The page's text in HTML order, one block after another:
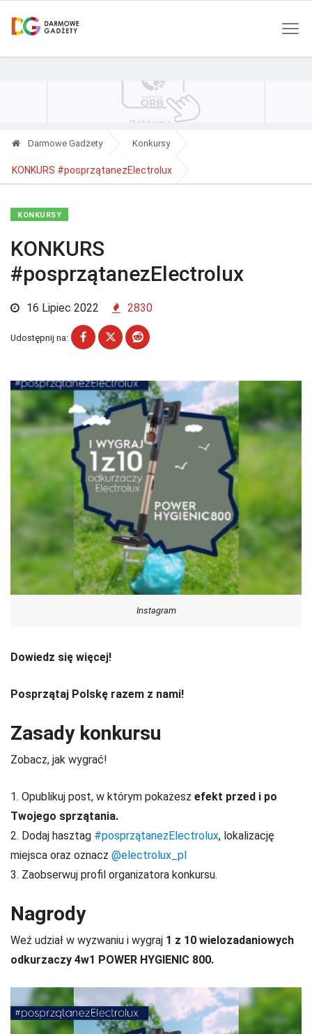
Darmowe Gadżety Konkursy
KONKURS #posprzątanezElectrolux
KONKURSY
KONKURS
#posprzątanezElectrolux
16 Lipiec 2022 2830
Udostępnij na:
Instagram
Dowiedz się więcej!
Posprzątaj Polskę razem z nami!
Zasady konkursu
Zobacz, jak wygrać!
1. Opublikuj post, w którym pokażesz efekt przed i po
Twojego sprzątania.
2. Dodaj hasztag #posprzątanezElectrolux, lokalizację
miejsca oraz oznacz @electrolux_pl
3. Zaobserwuj profil organizatora konkursu.
Nagrody
Weź udział w wyzwaniu i wygraj 1 z 10 wielozadaniowych
odkurzaczy 4w1 POWER HYGIENIC 800.